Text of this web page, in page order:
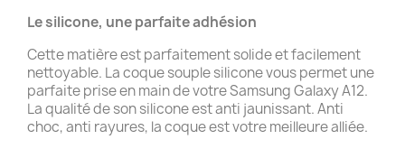
Le silicone, une parfaite adhésion
Cette matière est parfaitement solide et facilement
nettoyable. La coque souple silicone vous permet une
parfaite prise en main de votre Samsung Galaxy A12.
La qualité de son silicone est anti jaunissant. Anti
choc, anti rayures, la coque est votre meilleure alliée.